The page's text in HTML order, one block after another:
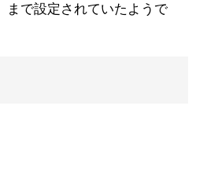
まで設定されていたようで